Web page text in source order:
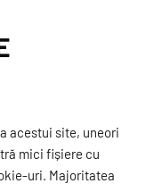
acestui site, uneori
mici fișiere cu
uri. Majoritatea